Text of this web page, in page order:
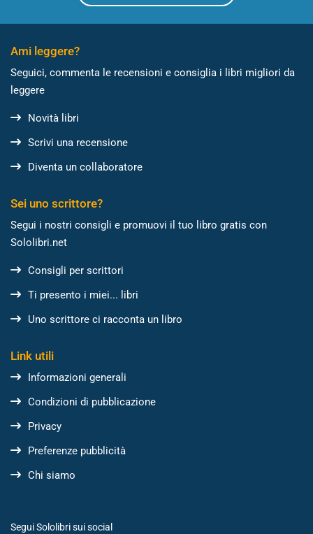
Ami leggere?
Seguici, commenta le recensioni e consiglia i libri migliori da
leggere
Novità libri
Scrivi una recensione
Diventa un collaboratore
Sei uno scrittore?
Segui i nostri consigli e promuovi il tuo libro gratis con
Sololibri.net
Consigli per scrittori
Ti presento i miei... libri
Uno scrittore ci racconta un libro
Link utili
Informazioni generali
Condizioni di pubblicazione
Privacy
Preferenze pubblicità
Chi siamo
Segui Sololibri sui social